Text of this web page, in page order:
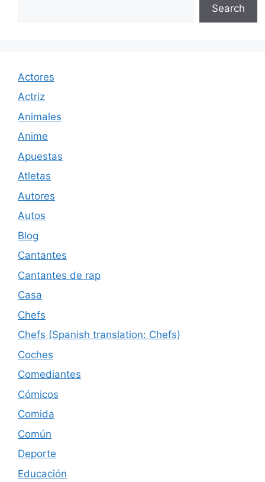
Search
Actores
Actriz
Animales
Anime
Apuestas
Atletas
Autores
Autos
Blog
Cantantes
Cantantes de rap
Casa
Chefs
Chefs (Spanish translation: Chefs)
Coches
Comediantes
Cómicos
Comida
Común
Deporte
Educación